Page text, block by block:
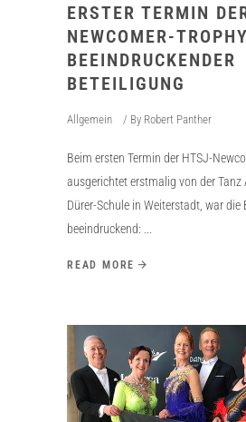
ERSTER TERMIN
NEWCOMER-
BEEINDRUCKENDER
BETEILIGUNG
Allgemein By Robert Panther
Beim ersten Termin der HTSJ-
ausgerichtet erstmalig von der Tanz
Dürer-Schule in Weiterstadt, war die
beeindruckend:
READ MORE